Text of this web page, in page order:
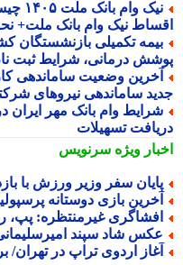
نیک وام
نیک وام بانک ملت+ نحوه
درمانی، شرایط ثبت نام
ساماندهی نیروهای شرکتی
تسهیلات
ویژهسرنویس
سفر وزیر ورزش با
بازی دوستانه پرسپولیس
غیرمنتظره: پپ،
شاد سپند امیرسلیمانی
اردوی تراپ در تهران/